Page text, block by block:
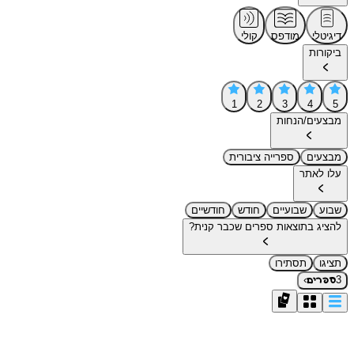
דיגיטלי מודפס
קולי
ביקורות
5
4
3
2
1
מבצעים/הנחות
מבצעים
ספרייה ציבורית
עלו לאתר
שבוע שבועיים חודש
חודשיים
להציג בתוצאות ספרים שכבר קנית?
תציגו
תסתירו
3ספרים›